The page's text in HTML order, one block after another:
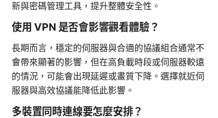
新與密碼管理工具，提升整體安全性。
使用 VPN 是否會影響觀看體驗？
長期而言，穩定的伺服器與合適的協議組合通常不
會帶來顯著的影響，但在高負載時段或伺服器較遠
的情況，可能會出現延遲或畫質下降。選擇就近伺
服器與高效協議能降低此影響。
多裝置同時連線要怎麼安排？